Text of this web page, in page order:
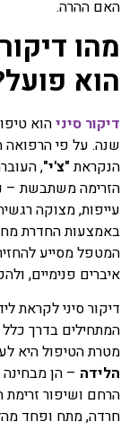
האם ההרה.
מהו
הוא
דיקור סיני
שנה. על פי הרפואה
הנקראת"צ'י",
הזרימה משתבשת –
עייפות, מצוקה
באמצעות החדרת
המטפל מסייע
איברים פנימיים,
דיקור סיני לקראת
המתחילים בדרך כלל
מטרת הטיפול היא
הלידה – הן מבחינה
הרחם ושיפור
חרדה, מתח ופחד